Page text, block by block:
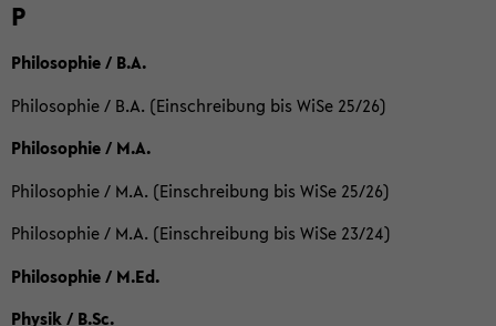
P
Philosophie / B.A.
Philosophie / B.A. (Einschreibung bis WiSe 25/26)
Philosophie / M.A.
Philosophie / M.A. (Einschreibung bis WiSe 25/26)
Philosophie / M.A. (Einschreibung bis WiSe 23/24)
Philosophie / M.Ed.
Physik / B.Sc.